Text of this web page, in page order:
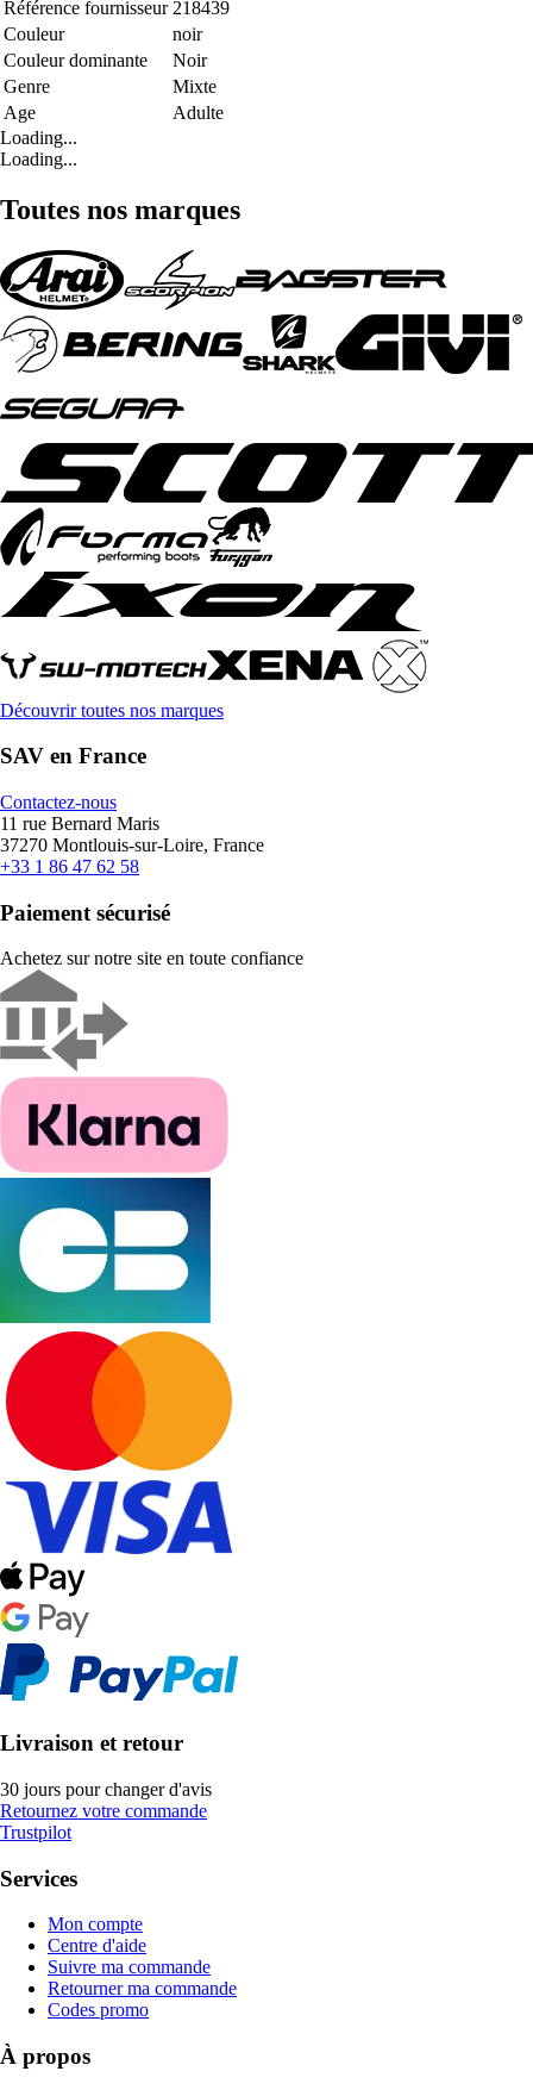
Référence fournisseur 218439
Couleur
noir
Couleur dominante
Noir
Genre
Mixte
Age
Adulte
Loading...
Loading...
Toutes nos marques
Découvrir toutes nos marques
SAV en France
Contactez-nous
11 rue Bernard Maris
37270 Montlouis-sur-Loire, France
+33 1 86 47 62 58
Paiement sécurisé
Achetez sur notre site en toute confiance
Livraison et retour
30 jours pour changer d'avis
Retournez votre commande
Trustpilot
Services
Mon compte
Centre d'aide
Suivre ma commande
Retourner ma commande
Codes promo
À propos